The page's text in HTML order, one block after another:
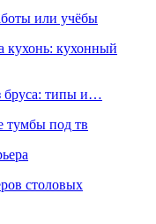
или учёбы
кухонь: кухонный
бруса: типы и…
тумбы под тв
столовых